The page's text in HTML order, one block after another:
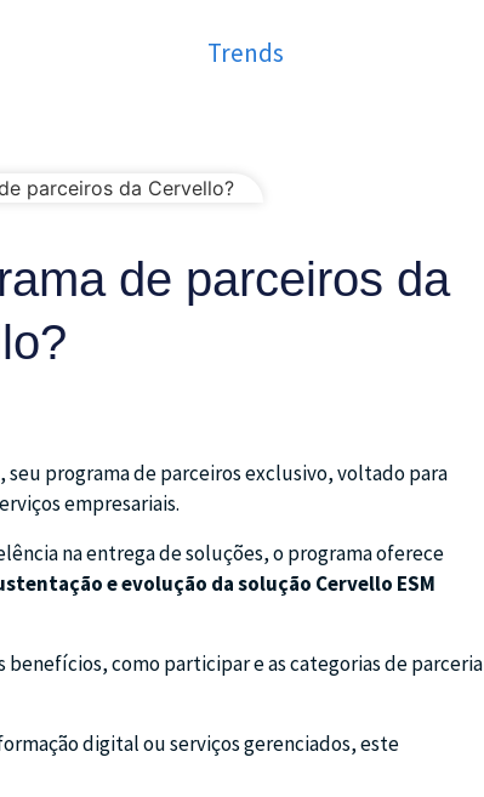
Trends
de parceiros da
, seu programa de parceiros exclusivo, voltado para
empresariais.
na entrega de soluções, o programa oferece
e evolução da solução Cervello ESM
como participar e as categorias de parceria
digital ou serviços gerenciados, este